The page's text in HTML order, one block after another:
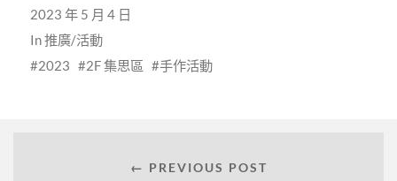
2023 年 5 月 4 日
In推廣/活動
2023
2F 集思區 手作活動
← PREVIOUS POST